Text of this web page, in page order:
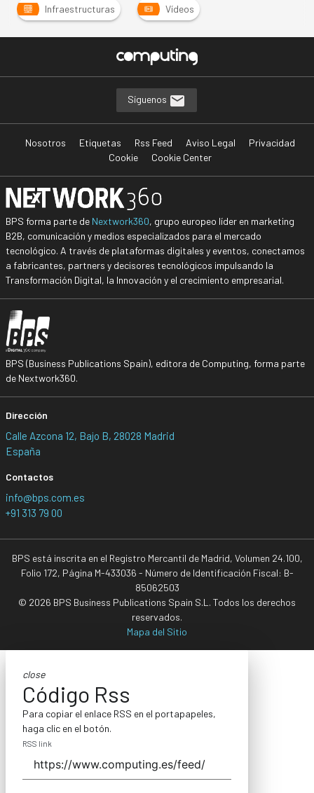
Infraestructuras Vídeos
Síguenos
Nosotros Etiquetas Rss Feed Aviso Legal
Privacidad
Cookie
Cookie Center
BPS forma parte de Nextwork360, grupo europeo líder en marketing
B2B, comunicación y medios especializados para el mercado
tecnológico. A través de plataformas digitales y eventos, conectamos
a fabricantes, partners y decisores tecnológicos impulsando la
Transformación Digital, la Innovación y el crecimiento empresarial.
BPS (Business Publications Spain), editora de Computing, forma parte
de Nextwork360.
Dirección
Calle Azcona 12, Bajo B, 28028 Madrid
España
Contactos
info@bps.com.es
+91 313 79 00
BPS está inscrita en el Registro Mercantil de Madrid, Volumen 24.100,
Folio 172, Página M-433036 - Número de Identificación Fiscal: B-
85062503
© 2026 BPS Business Publications Spain S.L. Todos los derechos
reservados.
Mapa del Sitio
close
Código Rss
Para copiar el enlace RSS en el portapapeles,
haga clic en el botón.
RSS link